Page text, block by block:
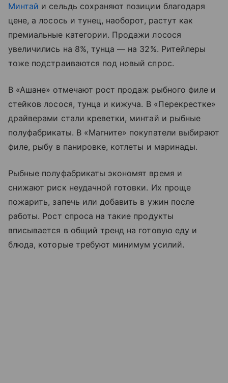
Минтай и сельдь сохраняют позиции благодаря
цене, а лосось и тунец, наоборот, растут как
премиальные категории. Продажи лосося
увеличились на 8%, тунца — на 32%. Ритейлеры
тоже подстраиваются под новый спрос.
В «Ашане» отмечают рост продаж рыбного филе и
стейков лосося, тунца и кижуча. В «Перекрестке»
драйверами стали креветки, минтай и рыбные
полуфабрикаты. В «Магните» покупатели выбирают
филе, рыбу в панировке, котлеты и маринады.
Рыбные полуфабрикаты экономят время и
снижают риск неудачной готовки. Их проще
пожарить, запечь или добавить в ужин после
работы. Рост спроса на такие продукты
вписывается в общий тренд на готовую еду и
блюда, которые требуют минимум усилий.